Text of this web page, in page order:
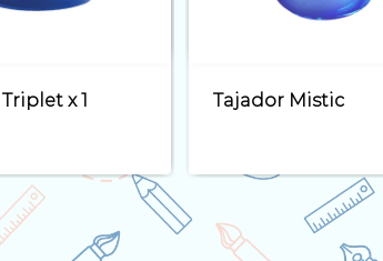
Tijera Libélula 5